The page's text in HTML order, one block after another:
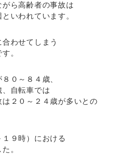
ら高齢者の事故は
いわれています。
わせてしまう
。
０～８４歳、
自転車では
２０～２４歳が多いとの
９時）における
。